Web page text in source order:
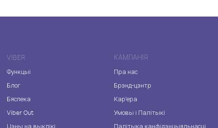
VIBER
Функцыі
Блог
Бяспека
Viber Out
Цэны на выклікі
КАМПАНІЯ
Пра нас
Брэнд-цэнтр
Кар'ера
Умовы і Палітыкі
Палітыка канфідэнцыяльнасці